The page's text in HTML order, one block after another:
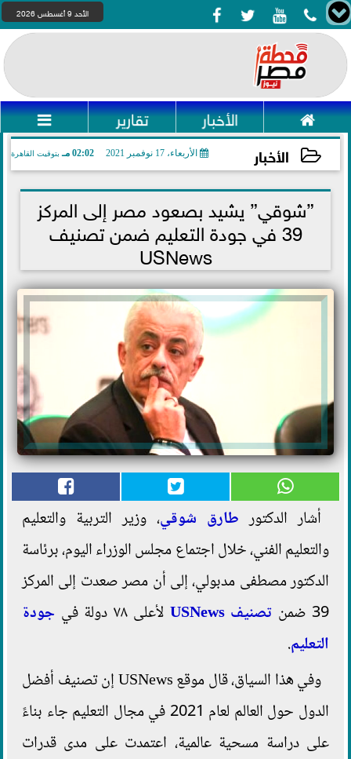
    الأحد 9 أغسطس 2026
 الأخبار تقارير 
الأخبار الأربعاء، 17 نوفمبر 2021 02:02 مـ بتوقيت القاهرة
2021-11-17 14:02:28”شوقي” يشيد بصعود مصر إلى المركز
39 في جودة التعليم ضمن تصنيف
USNews
أشار الدكتور طارق شوقي، وزير التربية والتعليم
والتعليم الفني، خلال اجتماع مجلس الوزراء اليوم، برئاسة
الدكتور مصطفى مدبولي، إلى أن مصر صعدت إلى المركز
39 ضمن
تصنيف USNews لأعلى ٧٨ دولة في
جودة
التعليم.
وفي هذا السياق، قال موقع USNews إن تصنيف أفضل
الدول حول العالم لعام 2021 في مجال التعليم جاء بناءً
على دراسة مسحية عالمية، اعتمدت على مدى قدرات